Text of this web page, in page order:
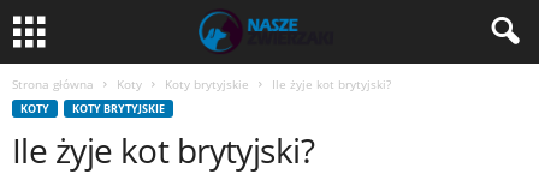
Strona główna Koty Koty brytyjskie Ile żyje kot brytyjski?
KOTY KOTY BRYTYJSKIE
Ile żyje kot brytyjski?